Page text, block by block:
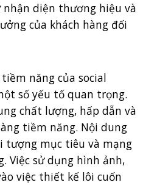
nhận diện thương hiệu và
của khách hàng đối
năng của social
số yếu tố quan trọng.
chất lượng, hấp dẫn và
tiềm năng. Nội dung
tượng mục tiêu và mạng
Việc sử dụng hình ảnh,
việc thiết kế lôi cuốn